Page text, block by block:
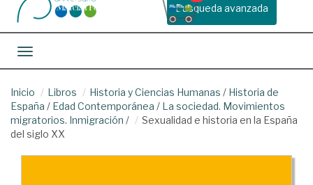
Busqueda avanzada
Toggle navigation
Inicio Libros Historia y Ciencias Humanas / Historia de
España / Edad Contemporánea / La sociedad. Movimientos
migratorios. Inmigración /
Sexualidad e historia en la España
del siglo XX